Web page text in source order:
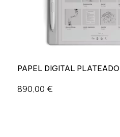
PAPEL DIGITAL PLATEADO
890,00 €